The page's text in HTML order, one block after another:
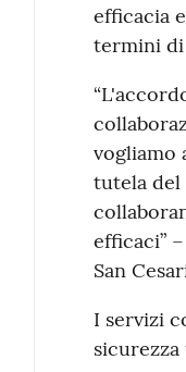
efficacia
termini di
vogliamo
tutela
efficaci”
San
I servizi